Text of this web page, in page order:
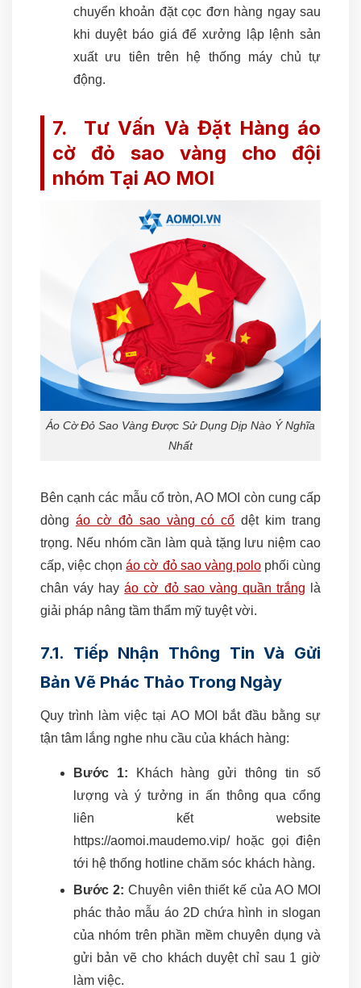
chuyển khoản đặt cọc đơn hàng ngay sau
khi duyệt báo giá để xưởng lập lệnh sản
xuất ưu tiên trên hệ thống máy chủ tự
động.
7. Tư Vấn Và Đặt Hàng áo
cờ đỏ sao vàng cho đội
nhóm Tại AO MOI
Áo Cờ Đỏ Sao Vàng Được Sử Dụng Dịp Nào Ý Nghĩa
Nhất
Bên cạnh các mẫu cổ tròn, AO MOI còn cung cấp
dòng áo cờ đỏ sao vàng có cổ dệt kim trang
trọng. Nếu nhóm cần làm quà tặng lưu niệm cao
cấp, việc chọnáo cờ đỏ sao vàng polophối cùng
chân váy hayáo cờ đỏ sao vàng quần trắng là
giải pháp nâng tầm thẩm mỹ tuyệt vời.
7.1. Tiếp Nhận Thông Tin Và Gửi
Bản Vẽ Phác Thảo Trong Ngày
Quy trình làm việc tại AO MOI bắt đầu bằng sự
tận tâm lắng nghe nhu cầu của khách hàng:
Bước 1: Khách hàng gửi thông tin số
lượng và ý tưởng in ấn thông qua cổng
liên kết website
https://aomoi.maudemo.vip/ hoặc gọi điện
tới hệ thống hotline chăm sóc khách hàng.
Bước 2: Chuyên viên thiết kế của AO MOI
phác thảo mẫu áo 2D chứa hình in slogan
của nhóm trên phần mềm chuyên dụng và
gửi bản vẽ cho khách duyệt chỉ sau 1 giờ
làm việc.